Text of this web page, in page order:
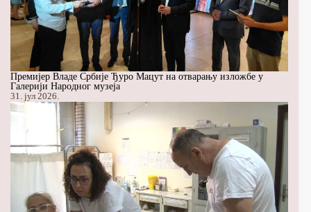
Премијер Владе Србије Ђуро Мацут на отварању изложбе у
Галерији Народног музеја
31. јул 2026.